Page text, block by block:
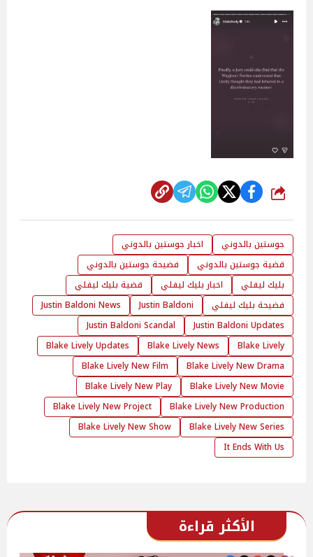
شارك
جوستين بالدوني
اخبار جوستين بالدوني
قضية جوستين بالدوني
فضيحة جوستين بالدوني
بليك ليفلي
اخبار بليك ليفلي
قضية بليك ليفلي
فضيحة بليك ليفلي
Justin Baldoni
Justin Baldoni News
Justin Baldoni Updates
Justin Baldoni Scandal
Blake Lively
Blake Lively News
Blake Lively Updates
Blake Lively New Drama
Blake Lively New Film
Blake Lively New Movie
Blake Lively New Play
Blake Lively New Production
Blake Lively New Project
Blake Lively New Series
Blake Lively New Show
It Ends With Us
الأكثر قراءة